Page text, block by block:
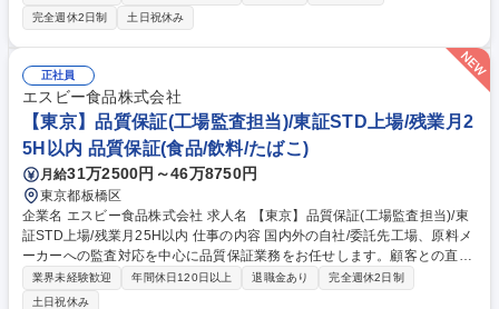
け） ■既存商品の改良、品質向上のための研究 ■市場調査およびトレンド
分析を踏まえた商品企画 ■海外市場のニーズを考慮したレシピ開発やフレ
ーバー調整 ■原料選定、試作、製造ラインテストの実施 ■関係部門（営
業・製造・品質管理など）との連携 ■プレゼン資料作成（パワーポイン
ト）、データ整理・分析（エクセル） 募集職種 ★急募★船橋【商品開発/
管理職候補】業界トップクラスキムチメーカー
完全週休2日制
土日祝休み
正社員
エスビー食品株式会社
【東京】品質保証(工場監査担当)/東証STD上場/残業月2
5H以内 品質保証(食品/飲料/たばこ)
月給31万2500円～46万8750円
東京都板橋区
企業名 エスビー食品株式会社 求人名 【東京】品質保証(工場監査担当)/東
証STD上場/残業月25H以内 仕事の内容 国内外の自社/委託先工場、原料メ
ーカーへの監査対応を中心に品質保証業務をお任せします。顧客との直接
的な接点やクレーム対応はなく、各工場の品質水準の維持と向上に専念で
きるスペシャリストポジションです。 1.工場監査:FSSC22000等の基準に
業界未経験歓迎 年間休日120日以上 退職金あり
完全週休2日制
土日祝休み